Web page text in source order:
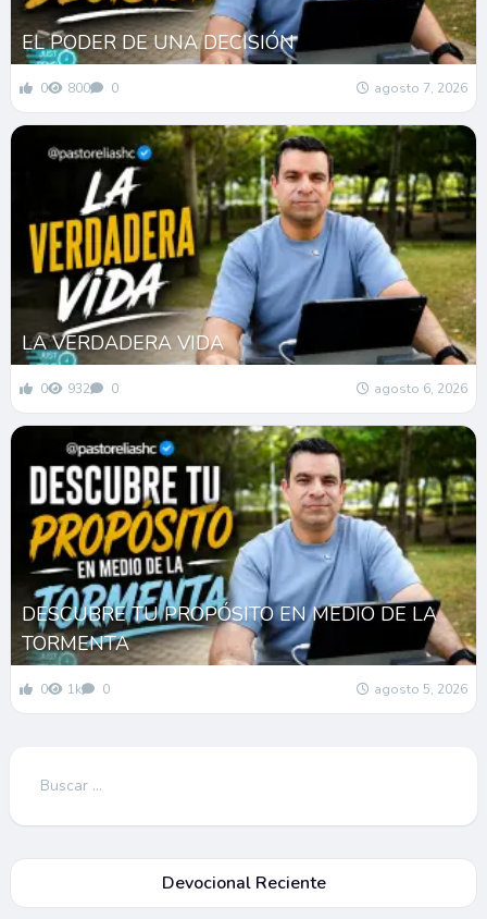
EL PODER DE UNA DECISIÓN
0 800 0 agosto 7, 2026
LA VERDADERA VIDA
0 932 0 agosto 6, 2026
DESCUBRE TU PROPÓSITO EN MEDIO DE LA
TORMENTA
0 1k 0 agosto 5, 2026
Buscar:
Devocional Reciente